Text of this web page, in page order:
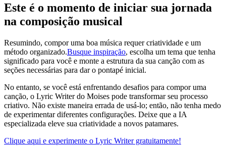
Este é o momento de iniciar sua jornada
na composição musical
Resumindo, compor uma boa música requer criatividade e um
método organizado.Busque inspiração, escolha um tema que tenha
significado para você e monte a estrutura da sua canção com as
seções necessárias para dar o pontapé inicial.
No entanto, se você está enfrentando desafios para compor uma
canção, o Lyric Writer do Moises pode transformar seu processo
criativo. Não existe maneira errada de usá-lo; então, não tenha medo
de experimentar diferentes configurações. Deixe que a IA
especializada eleve sua criatividade a novos patamares.
Clique aqui e experimente o Lyric Writer gratuitamente!